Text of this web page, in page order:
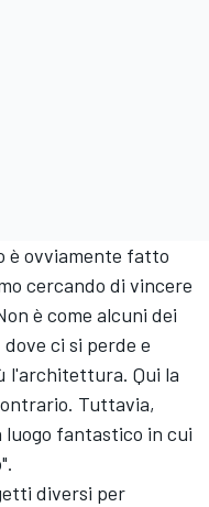
è ovviamente fatto
cercando di vincere
è come alcuni dei
ci si perde e
l'architettura. Qui la
Tuttavia,
fantastico in cui
diversi per